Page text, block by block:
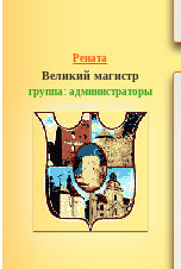
Рената
Великий магистр
группа: администраторы
сообщений: 30442